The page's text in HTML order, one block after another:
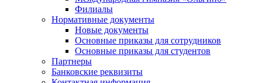
Филиалы
Нормативные документы
Новые документы
Основные приказы для сотрудников
Основные приказы для студентов
Партнеры
Банковские реквизиты